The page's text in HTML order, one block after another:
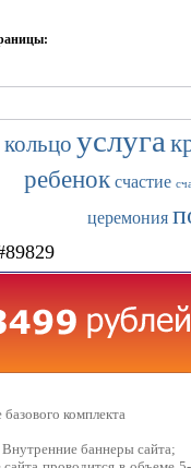
кольцо услуга
ребенок счастие
церемония
комплекта
баннеры сайта;